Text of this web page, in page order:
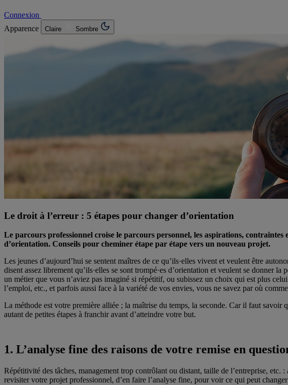
Connexion
Apparence
Claire Sombre
Le droit à l’erreur : 5 étapes pour changer d’orientation
Le parcours professionnel croise le parcours personnel, les aspirations,
d’orientation. Conseils pour cheminer étape par étape vers un nouveau projet.
Les jeunes d’aujourd’hui se sentent maîtres de ce qu’ils·elles vivent et veulent être
disent assez librement qu’ils·elles se sont trompé·es d’orientation et veulent se donner
un métier que vous n’aviez pas imaginé si répétitif, ou subissez un choix qui est plus
l’emploi, etc., et parfois aussi face à la variété de vos envies, vous ne savez par où
La méthode est votre première alliée ; la maîtrise du temps, la seconde. Car il faut
autant de petites étapes à franchir avant d’atteindre votre but.
1. L’analyse fine des raisons de votre remise en
Répétitivité des tâches, management trop contrôlant ou distant, taille de l’entreprise,
revisiter votre projet professionnel, d’en faire l’analyse fine, pour voir ce qui peut